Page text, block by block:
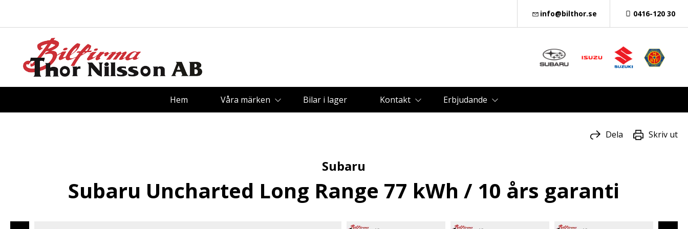
info@bilthor.se 0416-120 30
Hem Våra märken Bilar i lager Kontakt Erbjudande
Dela Skriv ut
Subaru
Subaru Uncharted Long Range 77 kWh / 10 års garanti